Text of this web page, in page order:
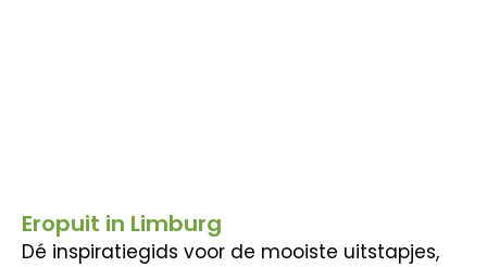
Eropuit in Limburg
Dé inspiratiegids voor de mooiste uitstapjes,